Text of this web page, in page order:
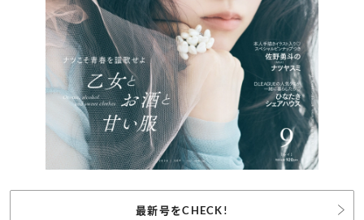
最新号をCHECK!